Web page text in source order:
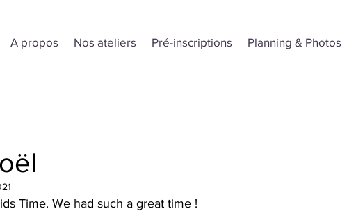
A propos Nos ateliers Pré-inscriptions Planning & Photos
Time. We had such a great time !